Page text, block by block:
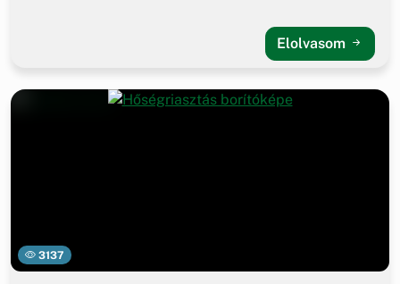
Elolvasom
3137